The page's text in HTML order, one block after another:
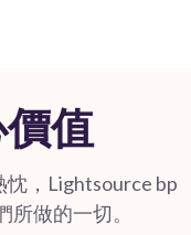
值
，Lightsource bp
做的一切。